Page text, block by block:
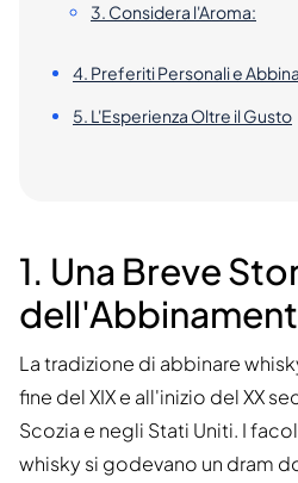
3. Considera l'Aroma:
4. Preferiti Personali e
5. L'Esperienza Oltre il Gusto
1. Una Breve
La tradizione di abbinare
fine del XIX e all'inizio del XX
Scozia e negli Stati Uniti. I
whisky si godevano un dram